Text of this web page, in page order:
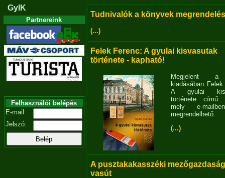
GyIK
Partnereink
Felhasználói belépés
E-mail:
Jelszó:
Tudnivalók a könyvek
(...)
Felek Ferenc: A gyulai kisvasutak
története - kapható!
Megjelent
kiadásában
A gyulai
története című
mely e-
megrendelhető.
(...)
A pusztakakasszéki
vasút